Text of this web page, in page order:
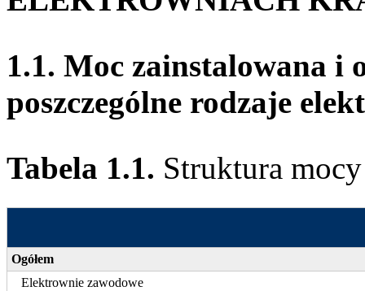
1.1. Moc zainstalowana i
poszczególne rodzaje
Tabela 1.1. Struktura
Ogółem
Elektrownie zawodowe